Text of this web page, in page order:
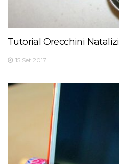
Tutorial Orecchini Natalizi
15 Set 2017